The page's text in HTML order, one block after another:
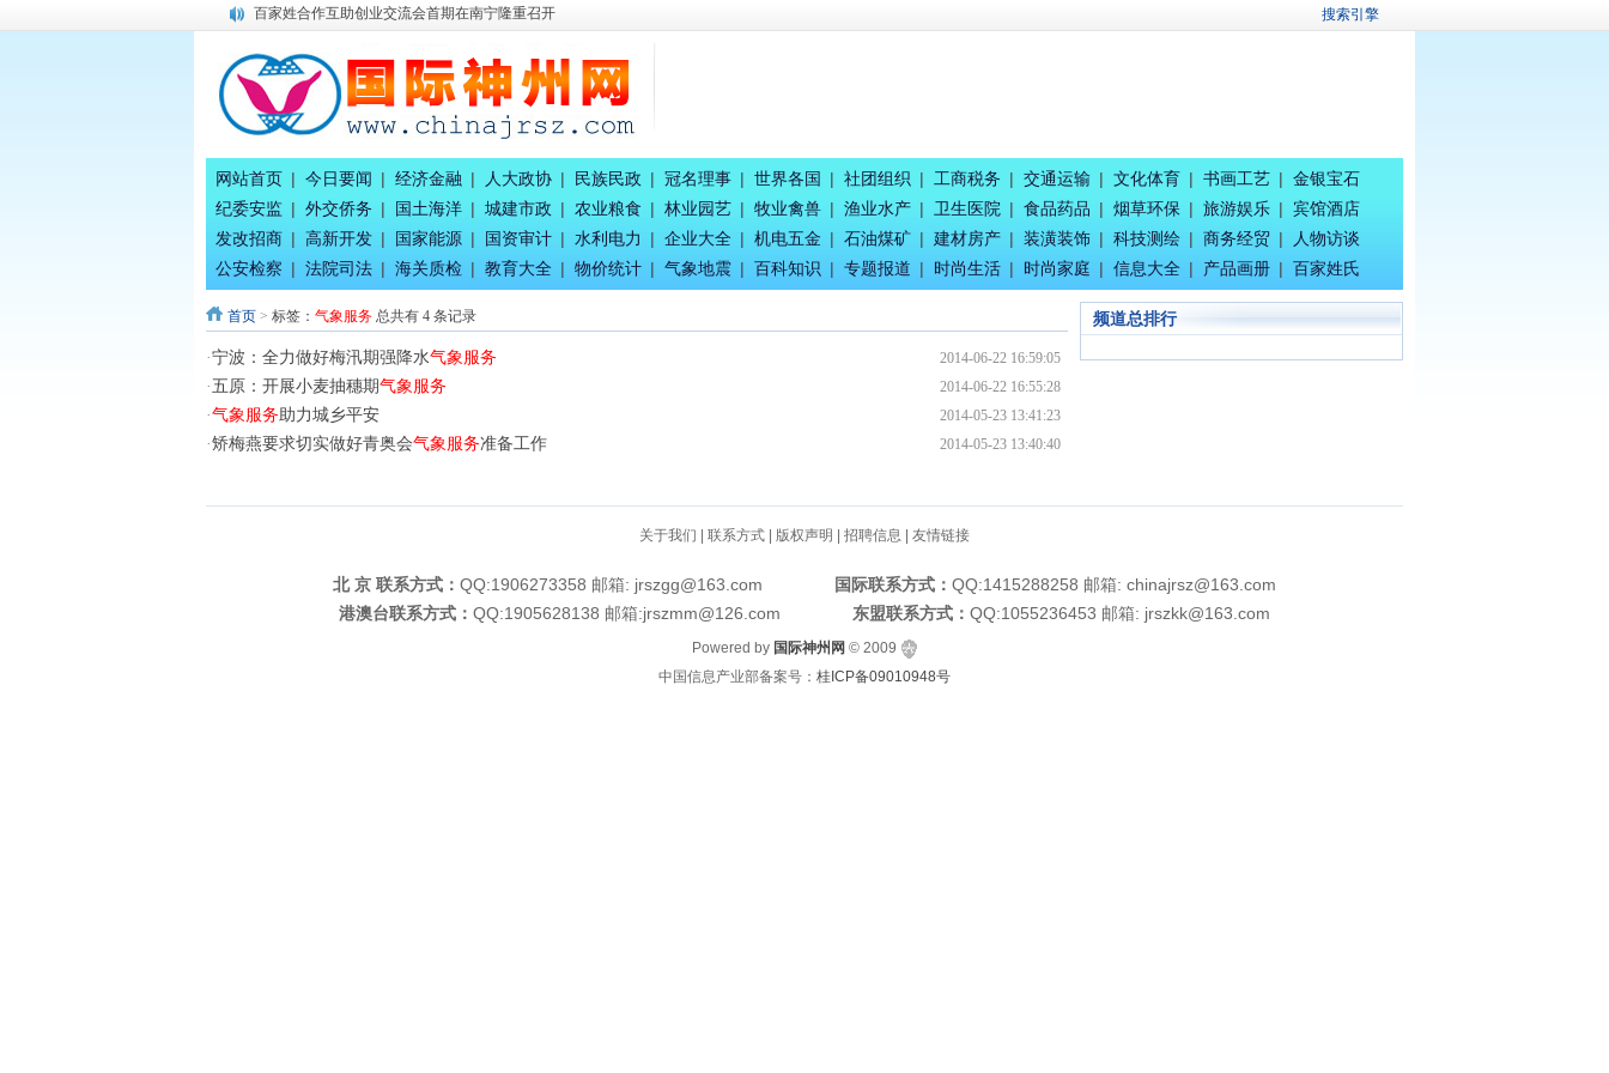
百家姓合作互助创业交流会首期在南宁隆重召开
广西八一退役军人文工团团代会在南宁隆重召开
唐国宣采访雷锋协会会长巫相科先生
习近平同美国总统特朗普会谈
中国八位财神，谁最牛！
唐国宣 出席八桂孔雀宴开业盛典活动
广西八一退役军人文工团为健康家氧舱智慧生活赋能
搜索引擎
网站首页 | 今日要闻 | 经济金融 | 人大政协 | 民族民政 | 冠名理事 | 世界各国 | 社团组织 | 工商税务 | 交通运输 | 文化体育 | 书画工艺 | 金银宝石
纪委安监 | 外交侨务 | 国土海洋 | 城建市政 | 农业粮食 | 林业园艺 | 牧业禽兽 | 渔业水产 | 卫生医院 | 食品药品 | 烟草环保 | 旅游娱乐 | 宾馆酒店
发改招商 | 高新开发 | 国家能源 | 国资审计 | 水利电力 | 企业大全 | 机电五金 | 石油煤矿 | 建材房产 | 装潢装饰 | 科技测绘 | 商务经贸 |
人物访谈
公安检察 | 法院司法 | 海关质检 | 教育大全 | 物价统计 | 气象地震 | 百科知识 | 专题报道 | 时尚生活 | 时尚家庭 | 信息大全 | 产品画册 | 百家姓氏
首页 > 标签： 气象服务 总共有 4 条记录
2014-06-22 16:59:05
·宁波：全力做好梅汛期强降水气象服务
2014-06-22 16:55:28
· 五原：开展小麦抽穗期气象服务
2014-05-23 13:41:23
·气象服务助力城乡平安
2014-05-23 13:40:40
·矫梅燕要求切实做好青奥会气象服务准备工作
频道总排行
关于我们 联系方式 版权声明 招聘信息 友情链接
北 京 联系方式： QQ:1906273358 邮箱: jrszgg@163.com 国际联系方式： QQ:1415288258 邮箱: chinajrsz@163.com
港澳台联系方式： QQ:1905628138 邮箱:jrszmm@126.com 东盟联系方式： QQ:1055236453 邮箱: jrszkk@163.com
Powered by 国际神州网 © 2009
中国信息产业部备案号： 桂ICP备09010948号